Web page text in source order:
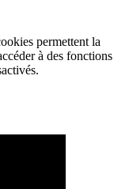
permettent la
à des fonctions